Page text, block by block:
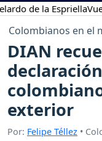
de la EspriellaVuelta
Colombianos en el
DIAN
exterior
Por: Felipe Téllez •